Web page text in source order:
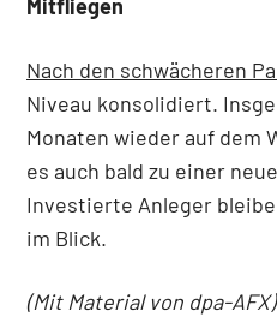
Mitfliegen
Nach den schwächeren
Niveau konsolidiert.
Monaten wieder auf dem
es auch bald zu einer
Investierte Anleger
im Blick.
(Mit Material von dpa-AFX)